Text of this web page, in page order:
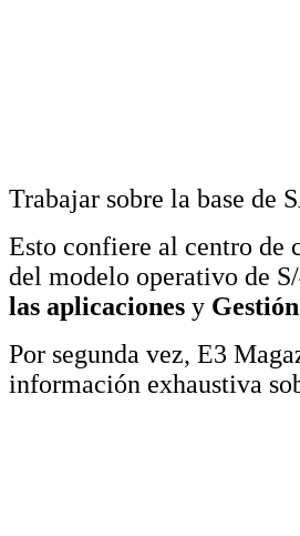
Trabajar sobre la base de
Esto confiere al centro de
del modelo operativo de
las aplicaciones y
Por segunda vez, E3
información exhaustiva